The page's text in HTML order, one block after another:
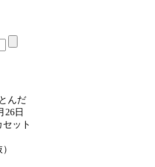
んだ
26日
ット